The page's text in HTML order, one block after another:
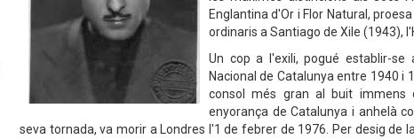
Englantina d'Or i Flor Natural,
ordinaris a Santiago de Xile (1943),
Un cop a l'exili, pogué establir-se
Nacional de Catalunya entre 1940 i
consol més gran al buit immens
enyorança de Catalunya i anhelà
seva tornada, va morir a Londres l'1 de febrer de 1976. Per desig